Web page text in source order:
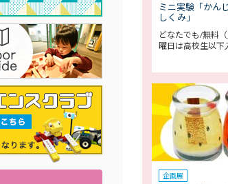
ミニ実験「かん
しくみ」
どなたでも/無料
曜日は高校生以下
企画展